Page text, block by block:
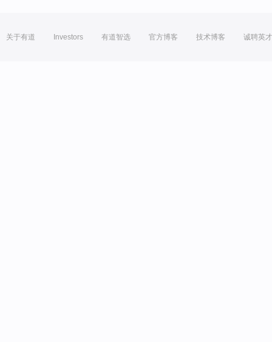
关于有道 Investors 有道智选 官方博客 技术博客 诚聘英才